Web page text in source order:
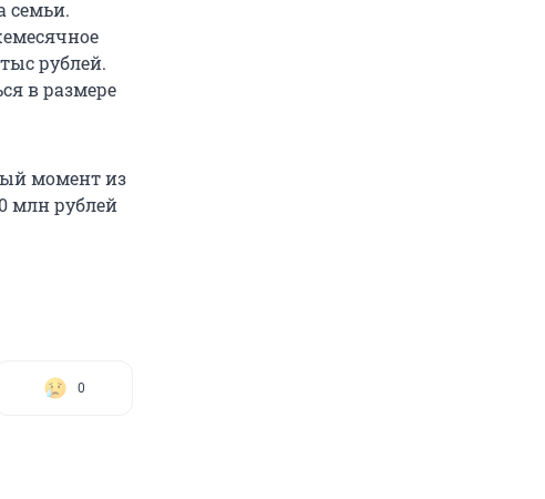
семьи.
рублей.
в размере
момент из
млн рублей
0